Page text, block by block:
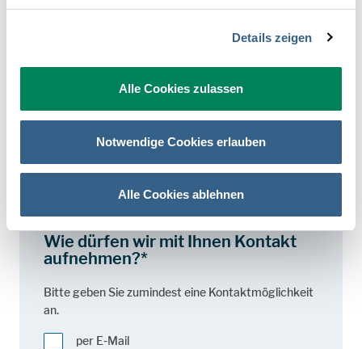
Details zeigen
Alle Cookies zulassen
Notwendige Cookies erlauben
Alle Cookies ablehnen
Vorname*
Unternehmen*
Wie dürfen wir mit Ihnen Kontakt
aufnehmen?*
Bitte geben Sie zumindest eine Kontaktmöglichkeit
an.
per E-Mail